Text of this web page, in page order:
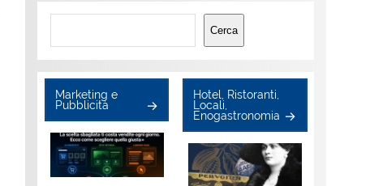
Cerca
Cerca
Marketing e
Pubblicità
Hotel, Ristoranti,
Locali,
Enogastronomia